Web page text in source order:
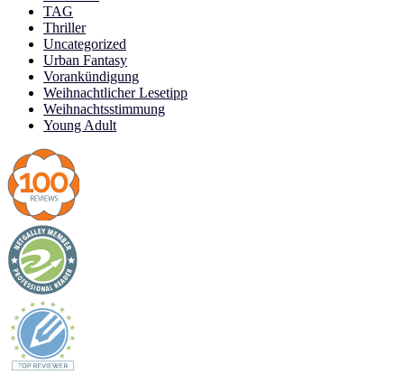
TAG
Thriller
Uncategorized
Urban Fantasy
Vorankündigung
Weihnachtlicher Lesetipp
Weihnachtsstimmung
Young Adult